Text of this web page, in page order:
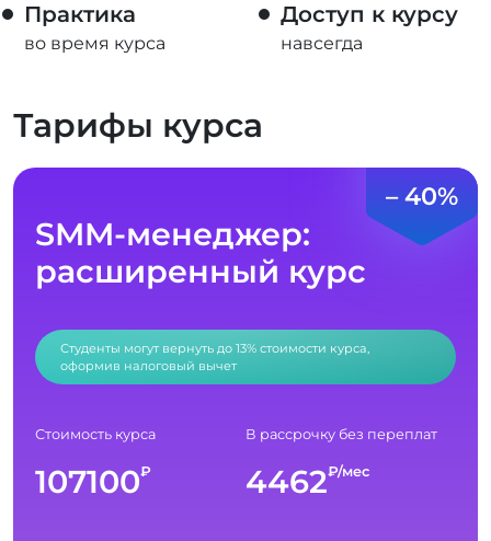
Практика
во время курса
Доступ к курсу
навсегда
Тарифы курса
– 40%
SMM-менеджер:
расширенный курс
Студенты могут вернуть до 13% стоимости курса,
оформив налоговый вычет
Стоимость курса
107100₽
В рассрочку без переплат
4462₽/мес